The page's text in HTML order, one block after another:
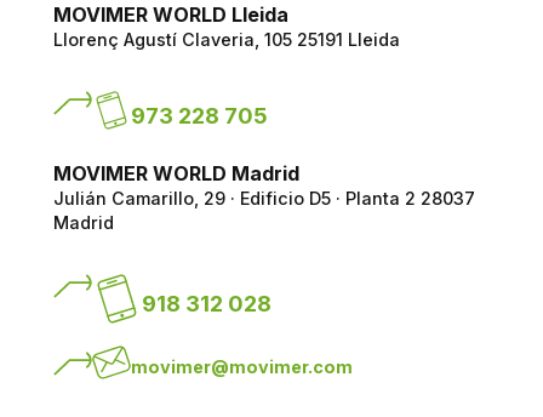
MOVIMER WORLD Lleida
Llorenç Agustí Claveria, 105 25191 Lleida
973 228 705
MOVIMER WORLD Madrid
Julián Camarillo, 29 · Edificio D5 · Planta 2 28037
Madrid
918 312 028
movimer@movimer.com